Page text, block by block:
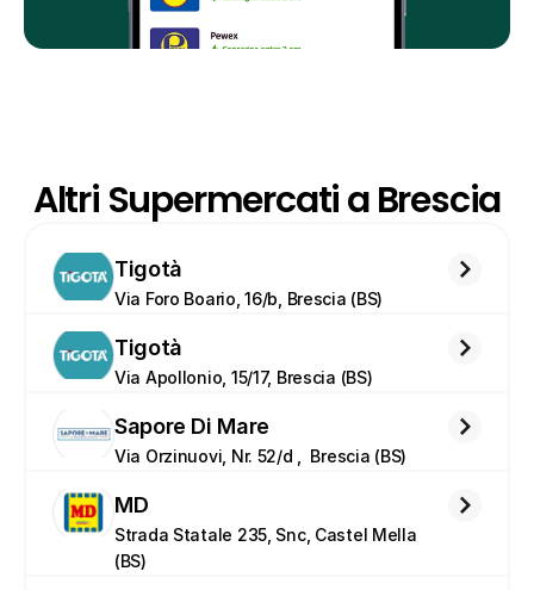
Altri Supermercati a Brescia
Tigotà
Via Foro Boario, 16/b, Brescia (BS)
Tigotà
Via Apollonio, 15/17, Brescia (BS)
Sapore Di Mare
Via Orzinuovi, Nr. 52/d ,  Brescia (BS)
MD
Strada Statale 235, Snc, Castel Mella
(BS)